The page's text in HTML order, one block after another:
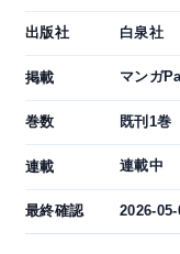
出版社 白泉社
掲載 マンガ
巻数 既刊1巻
連載 連載中
最終確認 2026-05-